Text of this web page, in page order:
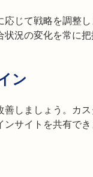
じて戦略を調整し
況の変化を常に把
ン
しましょう。カ
サイトを共有でき